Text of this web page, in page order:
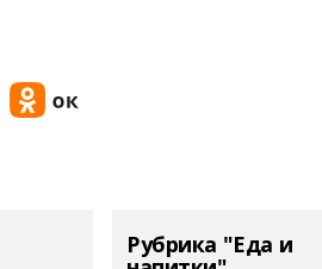
Рубрика "Еда и